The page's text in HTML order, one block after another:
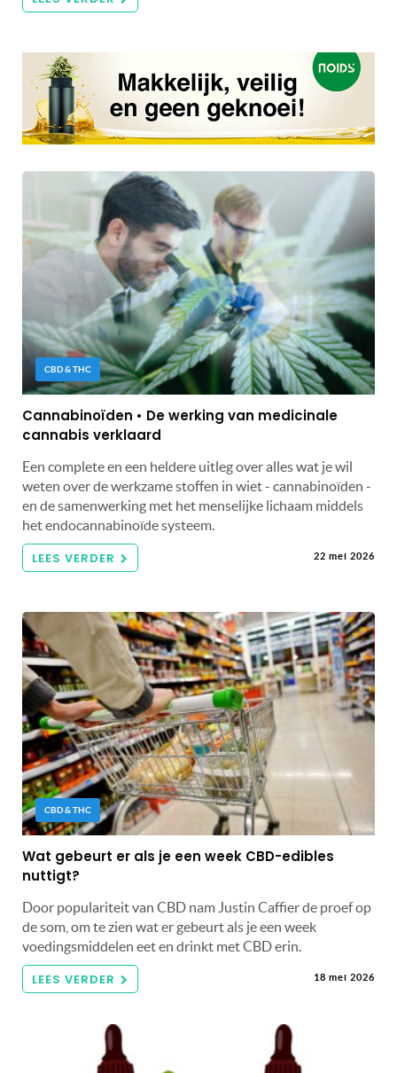
CBD & THC
Cannabinoïden • De werking van medicinale
cannabis verklaard
Een complete en een heldere uitleg over alles wat je wil
weten over de werkzame stoffen in wiet - cannabinoïden -
en de samenwerking met het menselijke lichaam middels
het endocannabinoïde systeem.
LEES VERDER 22 mei 2026
CBD & THC
Wat gebeurt er als je een week CBD-edibles
nuttigt?
Door populariteit van CBD nam Justin Caffier de proef op
de som, om te zien wat er gebeurt als je een week
voedingsmiddelen eet en drinkt met CBD erin.
LEES VERDER 18 mei 2026